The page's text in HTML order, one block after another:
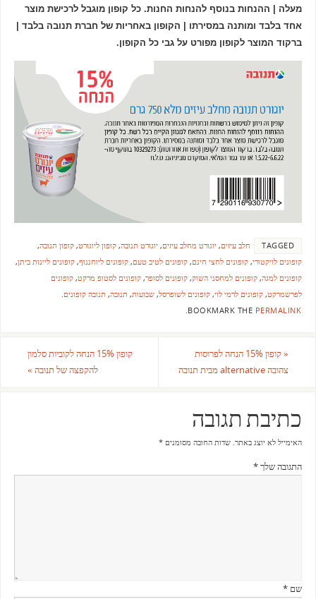
מעלה | ההנחות בנוסף להנחות החנות. כל קופון מוגבל לרכישת מוצר
אחד בלבד ומותנה במסירתו | הקופון באחריות של חברת תנובה בלבד |
ברקוד המוצר לקופון מפורט על גבי כל הקופון.
TAGGED חלב עיזים, יוגורט מחלב עיזים, יוגורט תנובה, קופון ליוגורט, קופון תנובה,
קופונים לויקטורי, קופונים לחצי חינם, קופונים לטיב טעם, קופונים ליוחננוף, קופונים ליינות ביתן,
קופונים למגה, קופונים למחסני השוק, קופונים לסופר, קופונים לסטופ מרקט, קופונים
לפרשמרקט, קופונים לרמי לוי, קופונים לשופרסל, שבועות, תנובה, תנובה קופונים.
BOOKMARK THE PERMALINK
.
«
קופון 15% הנחה לפרוסות
צהובה alternative מבית תנובה
קופון 15% הנחה לקוביות סלמון
להקפצה של תנובה »
כתיבת תגובה
האימייל לא יוצג באתר. שדות החובה מסומנים *
התגובה שלך*
שם *